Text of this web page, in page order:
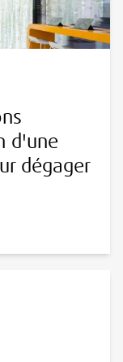
d'une
dégager